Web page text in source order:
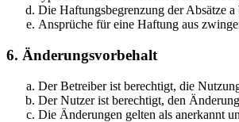
Die Haftungsbegrenzung der Absätze
Ansprüche für eine Haftung aus
6. Änderungsvorbehalt
Der Betreiber ist berechtigt, die
Der Nutzer ist berechtigt, den
Die Änderungen gelten als anerkannt